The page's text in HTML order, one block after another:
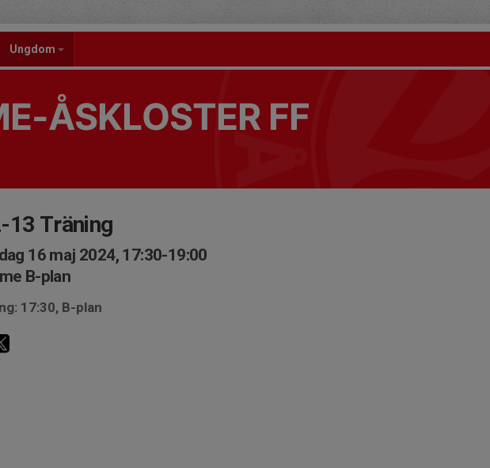
Ungdom
ÅSKLOSTER FF
13 Träning
16 maj 2024, 17:30-19:00
B-plan
17:30, B-plan